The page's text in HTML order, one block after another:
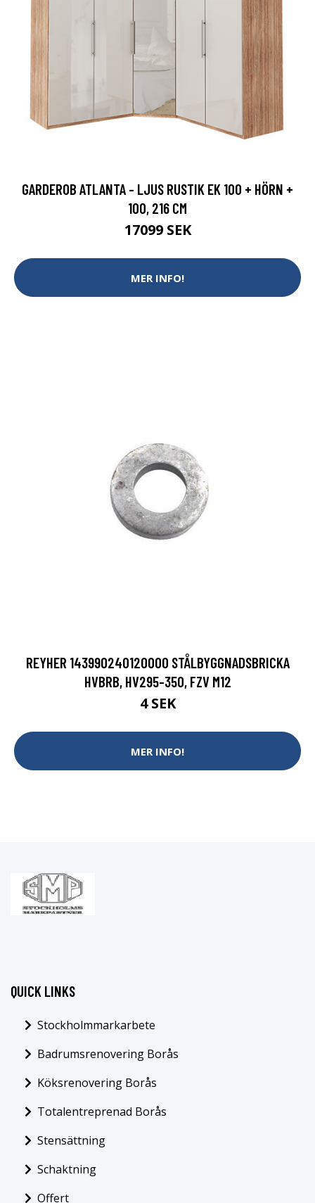
GARDEROB ATLANTA - LJUS RUSTIK EK 100 + HÖRN +
100, 216 CM
17099 SEK
MER INFO!
REYHER 143990240120000 STÅLBYGGNADSBRICKA
HVBRB, HV295-350, FZV M12
4 SEK
MER INFO!
QUICK LINKS
Stockholmmarkarbete
Badrumsrenovering Borås
Köksrenovering Borås
Totalentreprenad Borås
Stensättning
Schaktning
Offert